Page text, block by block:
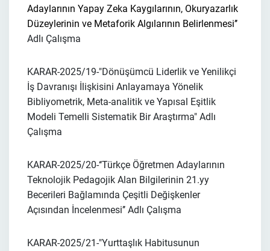
Adaylarının Yapay Zeka Kaygılarının, Okuryazarlık
Düzeylerinin ve Metaforik Algılarının Belirlenmesi’’
Adlı Çalışma
KARAR-2025/19-"Dönüşümcü Liderlik ve Yenilikçi
İş Davranışı İlişkisini Anlayamaya Yönelik
Bibliyometrik, Meta-analitik ve Yapısal Eşitlik
Modeli Temelli Sistematik Bir Araştırma" Adlı
Çalışma
KARAR-2025/20-‘‘Türkçe Öğretmen Adaylarının
Teknolojik Pedagojik Alan Bilgilerinin 21.yy
Becerileri Bağlamında Çeşitli Değişkenler
Açısından İncelenmesi’’ Adlı Çalışma
KARAR-2025/21-"Yurttaşlık Habitusunun